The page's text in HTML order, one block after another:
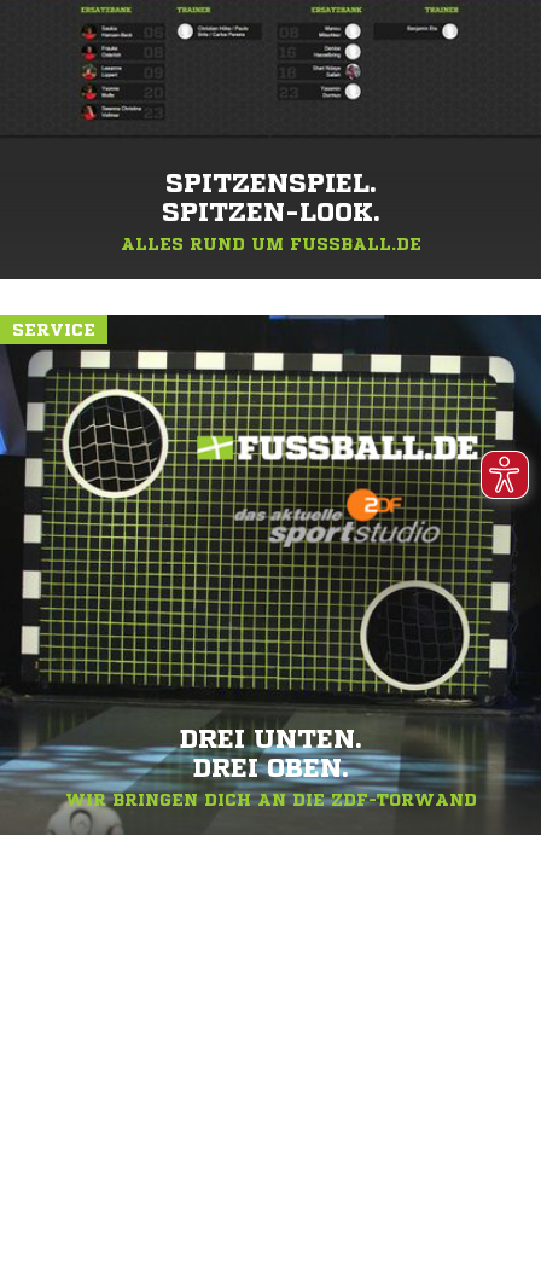
SPITZENSPIEL.
SPITZEN-LOOK.
ALLES RUND UM FUSSBALL.DE
SERVICE
DREI UNTEN.
DREI OBEN.
WIR BRINGEN DICH AN DIE ZDF-TORWAND